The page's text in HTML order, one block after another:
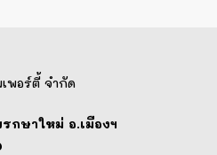
พอร์ตี้ จำกัด
กษาใหม่ อ.เมืองฯ